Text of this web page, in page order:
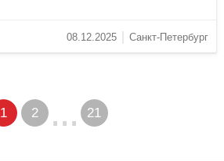
08.12.2025 Санкт-Петербург
1 2 ... 21